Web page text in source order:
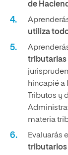
de
utiliza
tributarias
hincapié a
Tributos y
materia
Evaluarás
tributarios